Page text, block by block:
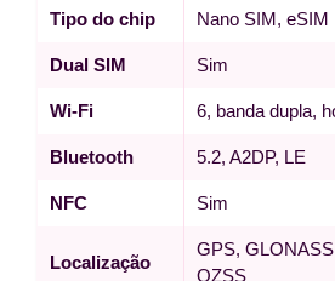
Tipo do chip Nano SIM, eSIM
Dual SIM Sim
Wi-Fi 6, banda dupla,
Bluetooth 5.2, A2DP, LE
NFC Sim
Localização
GPS,
QZSS